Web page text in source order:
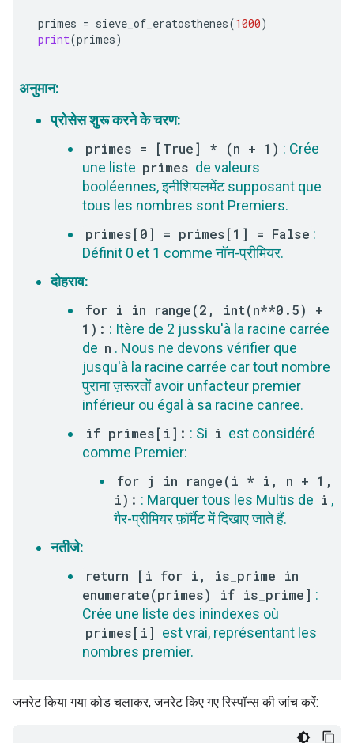
primes = sieve_of_eratosthenes(1000)
print(primes)
अनुमान:
प्रोसेस शुरू करने के चरण:
primes = [True] * (n + 1) : Crée
une liste primes de valeurs
booléennes, इनीशियलमेंट supposant que
tous les nombres sont Premiers.
primes[0] = primes[1] = False :
Définit 0 et 1 comme नॉन-प्रीमियर.
दोहराव:
for i in range(2, int(n**0.5) +
1): : Itère de 2 jussku'à la racine carrée
de n . Nous ne devons vérifier que
jusqu'à la racine carrée car tout nombre
पुराना ज़रूरतों avoir unfacteur premier
inférieur ou égal à sa racine canree.
if primes[i]: : Si i est considéré
comme Premier:
for j in range(i * i, n + 1,
i): : Marquer tous les Multis de i ,
गैर-प्रीमियर फ़ॉर्मैट में दिखाए जाते हैं.
नतीजे:
return [i for i, is_prime in
enumerate(primes) if is_prime] :
Crée une liste des inindexes où
primes[i] est vrai, représentant les
nombres premier.
जनरेट किया गया कोड चलाकर, जनरेट किए गए रिस्पॉन्स की जांच करें: